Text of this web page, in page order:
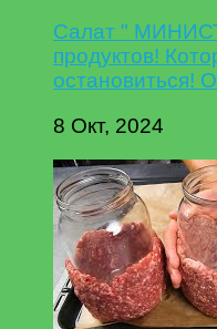
Салат "
продуктов!
остановиться!
8 Окт, 2024